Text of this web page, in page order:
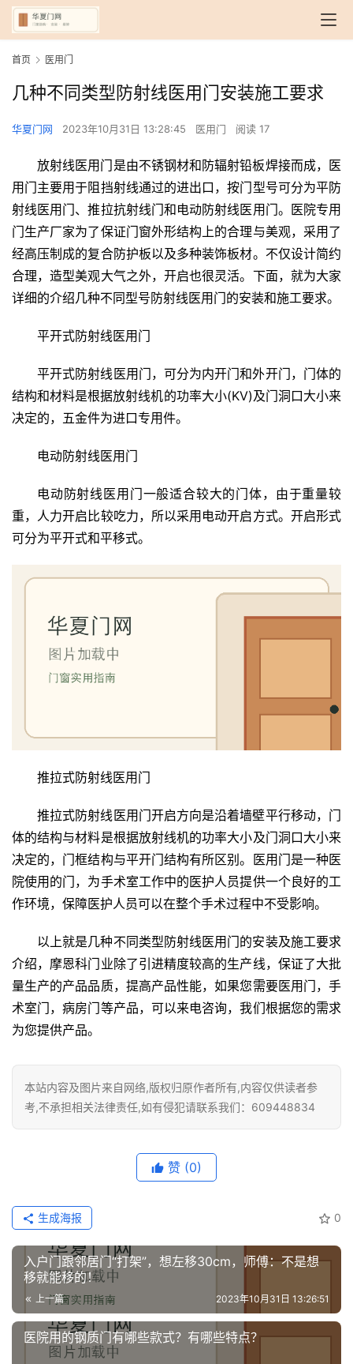
门
卫
生
间
庭
院
大
门
安
装
维
修
门
登录 注册
首页 医用门
几种不同类型防射线医用门安装施工要求
华夏门网 2023年10月31日 13:28:45 医用门 阅读 17
放射线医用门是由不锈钢材和防辐射铅板焊接而成，医
用门主要用于阻挡射线通过的进出口，按门型号可分为平防
射线医用门、推拉抗射线门和电动防射线医用门。医院专用
门生产厂家为了保证门窗外形结构上的合理与美观，采用了
经高压制成的复合防护板以及多种装饰板材。不仅设计简约
合理，造型美观大气之外，开启也很灵活。下面，就为大家
详细的介绍几种不同型号防射线医用门的安装和施工要求。
平开式防射线医用门
平开式防射线医用门，可分为内开门和外开门，门体的
结构和材料是根据放射线机的功率大小(KV)及门洞口大小来
决定的，五金件为进口专用件。
电动防射线医用门
电动防射线医用门一般适合较大的门体，由于重量较
重，人力开启比较吃力，所以采用电动开启方式。开启形式
可分为平开式和平移式。
推拉式防射线医用门
推拉式防射线医用门开启方向是沿着墙壁平行移动，门
体的结构与材料是根据放射线机的功率大小及门洞口大小来
决定的，门框结构与平开门结构有所区别。医用门是一种医
院使用的门，为手术室工作中的医护人员提供一个良好的工
作环境，保障医护人员可以在整个手术过程中不受影响。
以上就是几种不同类型防射线医用门的安装及施工要求
介绍，摩恩科门业除了引进精度较高的生产线，保证了大批
量生产的产品品质，提高产品性能，如果您需要医用门，手
术室门，病房门等产品，可以来电咨询，我们根据您的需求
为您提供产品。
本站内容及图片来自网络,版权归原作者所有,内容仅供读者参
考,不承担相关法律责任,如有侵犯请联系我们：609448834
赞 (0)
0
生成海报
入户门跟邻居门“打架”，想左移30cm，师傅：不是想
移就能移的！
上一篇 2023年10月31日 13:26:51
医院用的钢质门有哪些款式？有哪些特点？